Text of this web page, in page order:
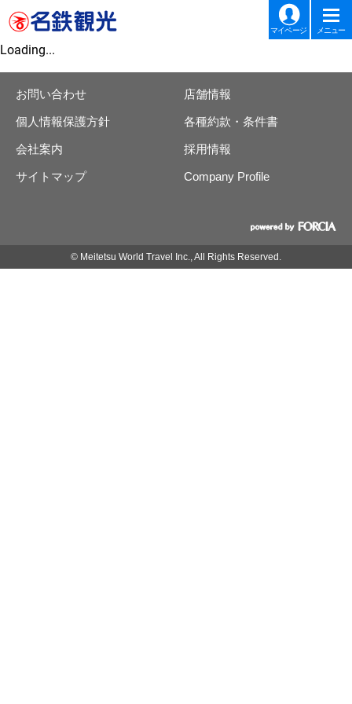
マイページ メニュー
Loading...
お問い合わせ 店舗情報
個人情報保護方針 各種約款・条件書
会社案内 採用情報
サイトマップ Company Profile
© Meitetsu World Travel Inc., All Rights Reserved.